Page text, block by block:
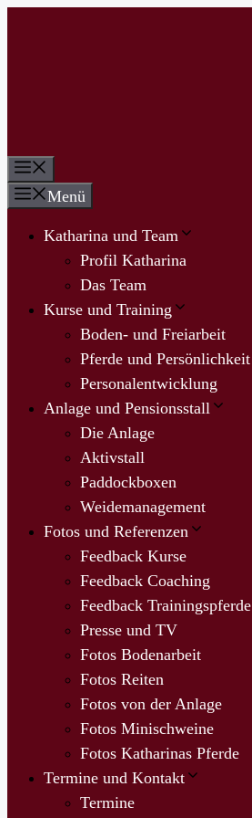
Menü
Katharina und Team
Profil Katharina
Das Team
Kurse und Training
Boden- und Freiarbeit
Pferde und Persönlichkeit
Personalentwicklung
Anlage und Pensionsstall
Die Anlage
Aktivstall
Paddockboxen
Weidemanagement
Fotos und Referenzen
Feedback Kurse
Feedback Coaching
Feedback Trainingspferde
Presse und TV
Fotos Bodenarbeit
Fotos Reiten
Fotos von der Anlage
Fotos Minischweine
Fotos Katharinas Pferde
Termine und Kontakt
Termine